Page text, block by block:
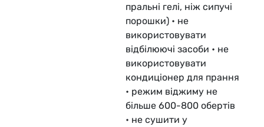
пральні гелі, ніж сипучі
порошки) • не
використовувати
відбілюючі засоби • не
використовувати
кондиціонер для прання
• режим віджиму не
більше 600-800 обертів
• не сушити у